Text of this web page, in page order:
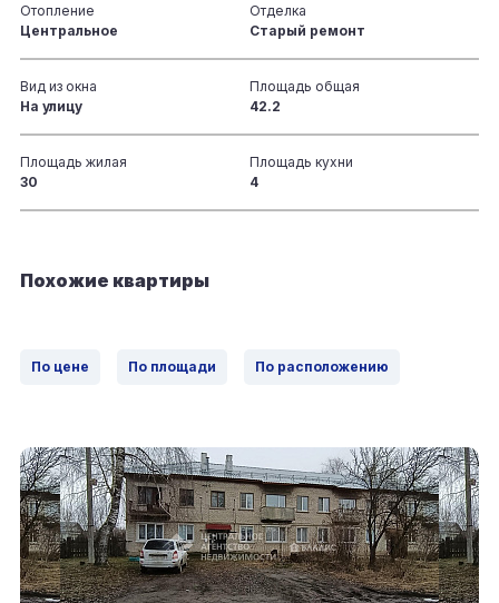
Отопление
Центральное
Отделка
Старый ремонт
Вид из окна
На улицу
Площадь общая
42.2
Площадь жилая
30
Площадь кухни
4
Похожие квартиры
По цене По площади По расположению